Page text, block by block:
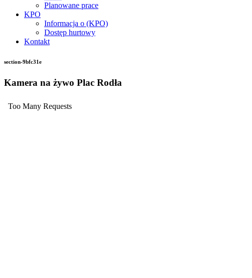
Planowane prace
KPO
Informacja o (KPO)
Dostęp hurtowy
Kontakt
section-9bfc31e
Kamera na żywo Plac Rodła